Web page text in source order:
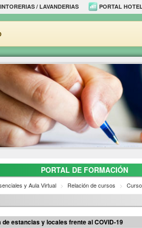
/ LAVANDERIAS PORTAL
PORTAL DE FORMACIÓN
y Aula Virtual Relación de cursos
estancias y locales frente al COVID-19